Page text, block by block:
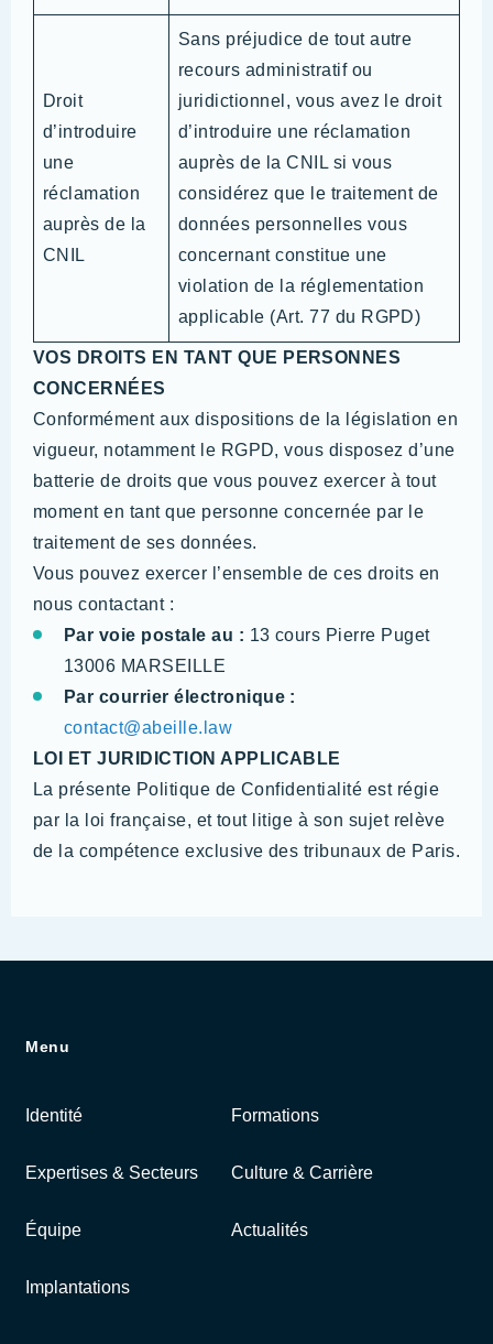
Droit
d’introduire
une
réclamation
auprès de la
CNIL
Sans préjudice de tout autre
recours administratif ou
juridictionnel, vous avez le droit
d’introduire une réclamation
auprès de la CNIL si vous
considérez que le traitement de
données personnelles vous
concernant constitue une
violation de la réglementation
applicable (Art. 77 du RGPD)
VOS DROITS EN TANT QUE PERSONNES
CONCERNÉES
Conformément aux dispositions de la législation en
vigueur, notamment le RGPD, vous disposez d’une
batterie de droits que vous pouvez exercer à tout
moment en tant que personne concernée par le
traitement de ses données.
Vous pouvez exercer l’ensemble de ces droits en
nous contactant :
Par voie postale au : 13 cours Pierre Puget
13006 MARSEILLE
Par courrier électronique :
contact@abeille.law
LOI ET JURIDICTION APPLICABLE
La présente Politique de Confidentialité est régie
par la loi française, et tout litige à son sujet relève
de la compétence exclusive des tribunaux de Paris.
Menu
Identité Formations
Expertises & Secteurs Culture & Carrière
Équipe Actualités
Implantations